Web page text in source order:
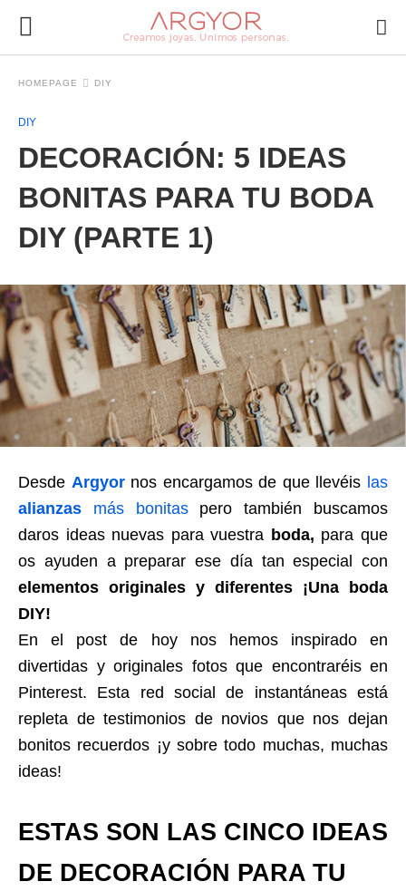
HOMEPAGE DIY
DIY
DECORACIÓN: 5 IDEAS
BONITAS PARA TU BODA
DIY (PARTE 1)
Desde Argyornos encargamos de que llevéis las
alianzas más bonitaspero también buscamos
daros ideas nuevas para vuestra boda, para que
os ayuden a preparar ese día tan especial con
elementos originales y diferentes ¡Una boda
DIY!
En el post de hoy nos hemos inspirado en
divertidas y originales fotos que encontraréis en
Pinterest. Esta red social de instantáneas está
repleta de testimonios de novios que nos dejan
bonitos recuerdos ¡y sobre todo muchas, muchas
ideas!
ESTAS SON LAS CINCO IDEAS
DE DECORACIÓN PARA TU